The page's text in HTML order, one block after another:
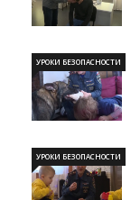
УРОКИ БЕЗОПАСНОСТИ
УРОКИ БЕЗОПАСНОСТИ